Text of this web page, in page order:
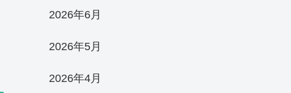
2026年6月
2026年5月
2026年4月